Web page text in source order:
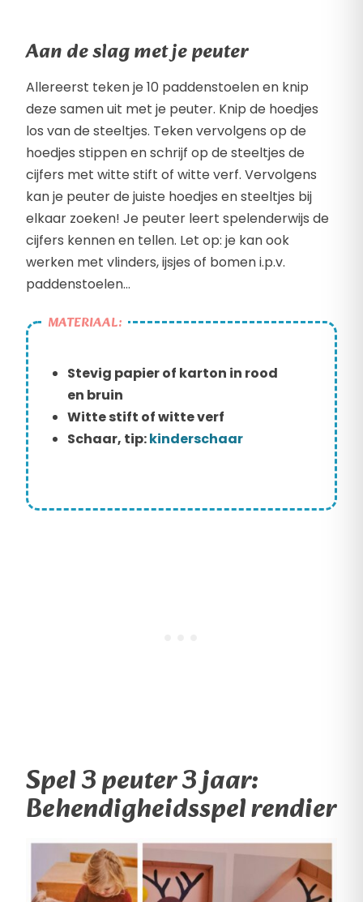
Aan de slag met je peuter
Allereerst teken je 10 paddenstoelen en knip
deze samen uit met je peuter. Knip de hoedjes
los van de steeltjes. Teken vervolgens op de
hoedjes stippen en schrijf op de steeltjes de
cijfers met witte stift of witte verf. Vervolgens
kan je peuter de juiste hoedjes en steeltjes bij
elkaar zoeken! Je peuter leert spelenderwijs de
cijfers kennen en tellen. Let op: je kan ook
werken met vlinders, ijsjes of bomen i.p.v.
paddenstoelen…
MATERIAAL:
Stevig papier of karton in rood
en bruin
Witte stift of witte verf
Schaar, tip:kinderschaar
Spel 3 peuter 3 jaar:
Behendigheidsspel rendier